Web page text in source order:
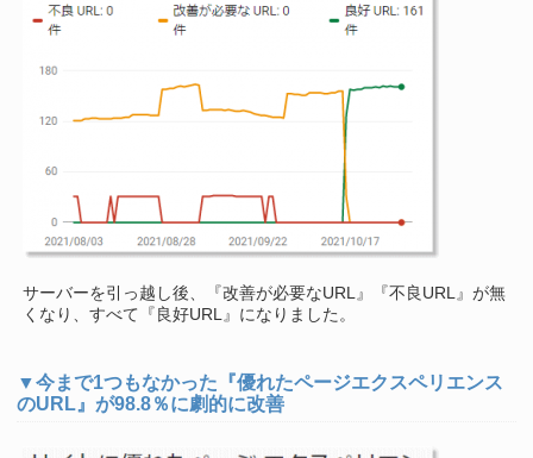
サーバーを引っ越し後、『改善が必要なURL』『不良URL』が無
くなり、すべて『良好URL』になりました。
▼今まで1つもなかった『優れたページエクスペリエンス
のURL』が98.8％に劇的に改善